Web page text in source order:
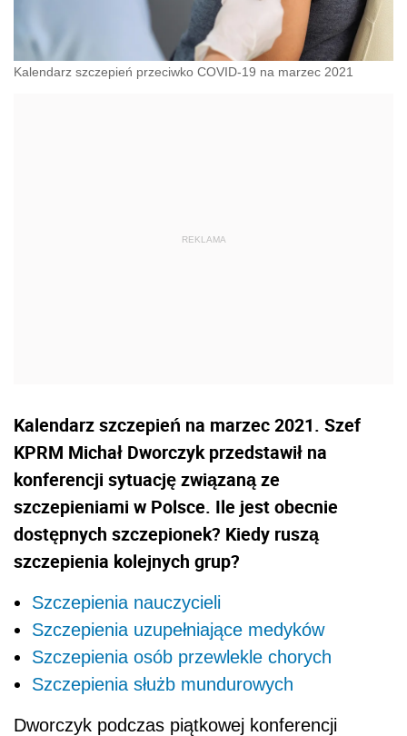
Kalendarz szczepień przeciwko COVID-19 na marzec 2021
Kalendarz szczepień na marzec 2021. Szef
KPRM Michał Dworczyk przedstawił na
konferencji sytuację związaną ze
szczepieniami w Polsce. Ile jest obecnie
dostępnych szczepionek? Kiedy ruszą
szczepienia kolejnych grup?
Szczepienia nauczycieli
Szczepienia uzupełniające medyków
Szczepienia osób przewlekle chorych
Szczepienia służb mundurowych
Dworczyk podczas piątkowej konferencji